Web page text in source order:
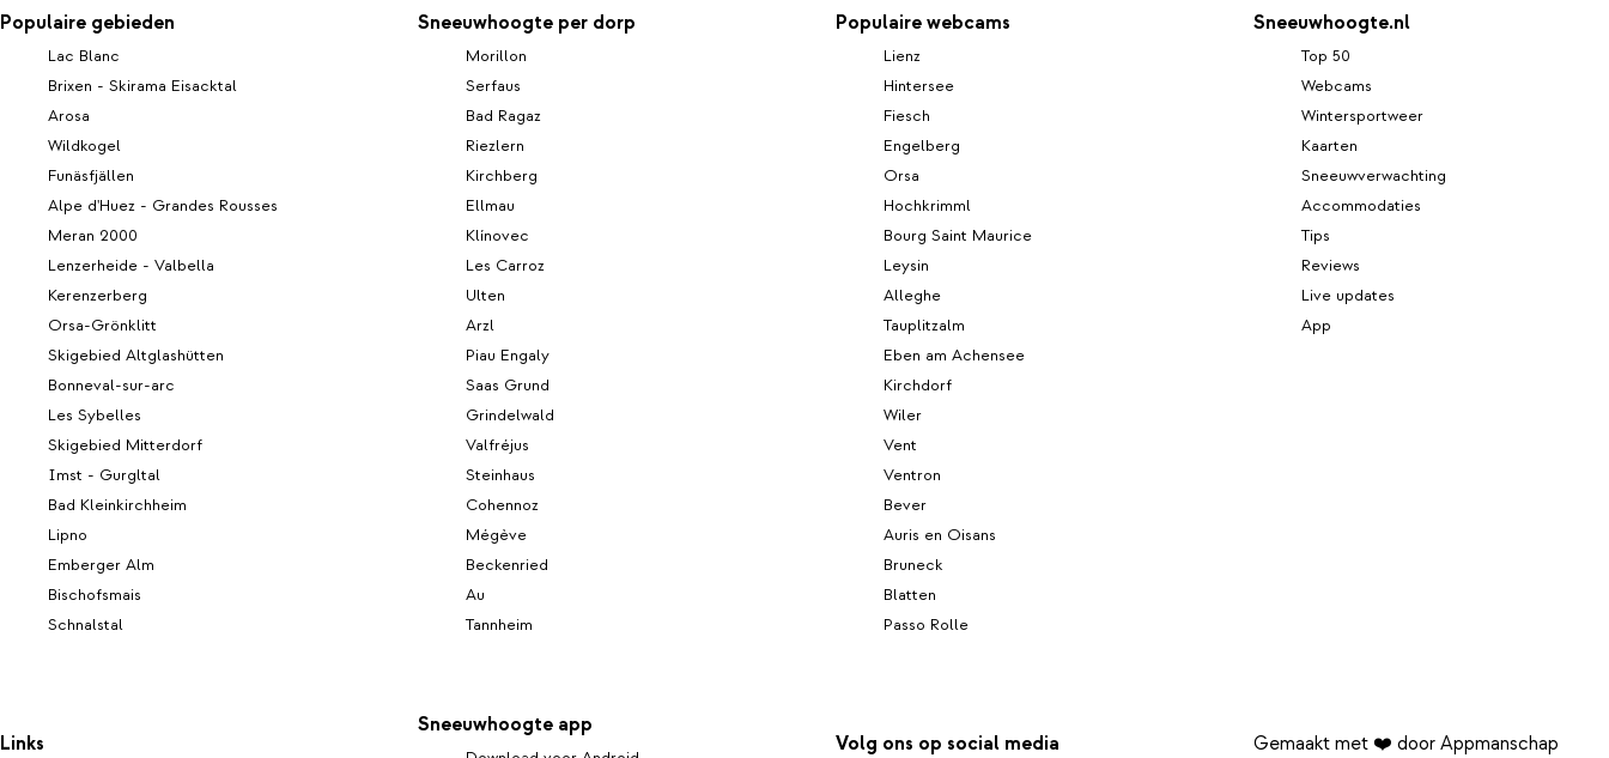
Populaire gebieden
Lac Blanc
Brixen - Skirama Eisacktal
Arosa
Wildkogel
Funäsfjällen
Alpe d'Huez - Grandes Rousses
Meran 2000
Lenzerheide - Valbella
Kerenzerberg
Orsa-Grönklitt
Skigebied Altglashütten
Bonneval-sur-arc
Les Sybelles
Skigebied Mitterdorf
Imst - Gurgltal
Bad Kleinkirchheim
Lipno
Emberger Alm
Bischofsmais
Schnalstal
Sneeuwhoogte per dorp
Morillon
Serfaus
Bad Ragaz
Riezlern
Kirchberg
Ellmau
Klínovec
Les Carroz
Ulten
Arzl
Piau Engaly
Saas Grund
Grindelwald
Valfréjus
Steinhaus
Cohennoz
Mégève
Beckenried
Au
Tannheim
Populaire webcams
Lienz
Hintersee
Fiesch
Engelberg
Orsa
Hochkrimml
Bourg Saint Maurice
Leysin
Alleghe
Tauplitzalm
Eben am Achensee
Kirchdorf
Wiler
Vent
Ventron
Bever
Auris en Oisans
Bruneck
Blatten
Passo Rolle
Sneeuwhoogte.nl
Top 50
Webcams
Wintersportweer
Kaarten
Sneeuwverwachting
Accommodaties
Tips
Reviews
Live updates
App
Links
Sneeuwhoogte app
Volg ons op social media Gemaakt met ❤️ door Appmanschap